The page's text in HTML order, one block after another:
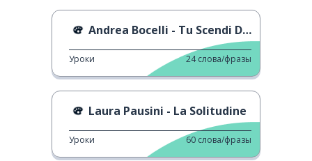
Andrea Bocelli - Tu Scendi Dalle Stelle
Уроки 24 слова/фразы
Laura Pausini - La Solitudine
Уроки 60 слова/фразы